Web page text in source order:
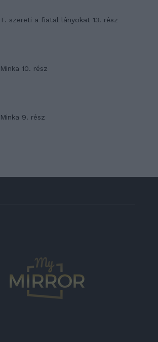
T. szereti a fiatal lányokat 13. rész
Minka 10. rész
Minka 9. rész